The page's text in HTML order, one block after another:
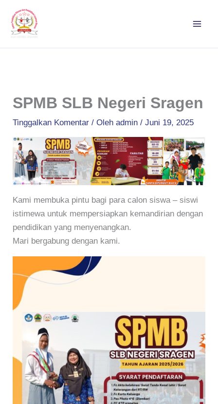
konten
SPMB SLB Negeri Sragen
Tinggalkan Komentar / Olehadmin/Juni 19, 2025
Kami membuka pintu bagi para calon siswa – siswi
istimewa untuk mempersiapkan kemandirian dengan
pendidikan yang menyenangkan.
Mari bergabung dengan kami.